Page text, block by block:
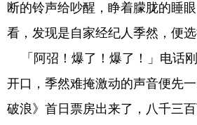
断的铃声给吵醒，睁着朦胧的睡
看，发现是自家经纪人季然，便选
「阿弨！爆了！爆了！」电话
开口，季然难掩激动的声音便先
破浪》首日票房出来了，八千三百